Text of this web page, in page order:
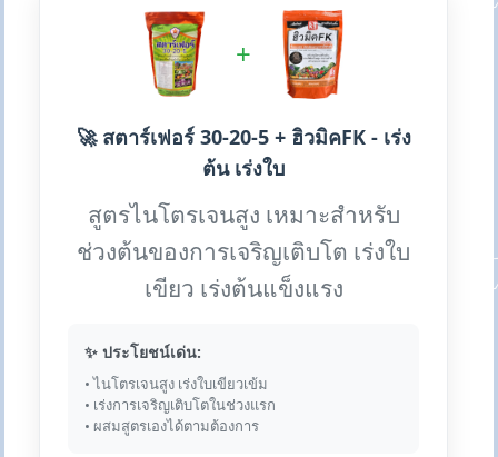
+
🚀 สตาร์เฟอร์ 30-20-5 + ฮิวมิคFK - เร่ง
ต้น เร่งใบ
สูตรไนโตรเจนสูง เหมาะสำหรับ
ช่วงต้นของการเจริญเติบโต เร่งใบ
เขียว เร่งต้นแข็งแรง
✨ ประโยชน์เด่น:
• ไนโตรเจนสูง เร่งใบเขียวเข้ม
• เร่งการเจริญเติบโตในช่วงแรก
• ผสมสูตรเองได้ตามต้องการ